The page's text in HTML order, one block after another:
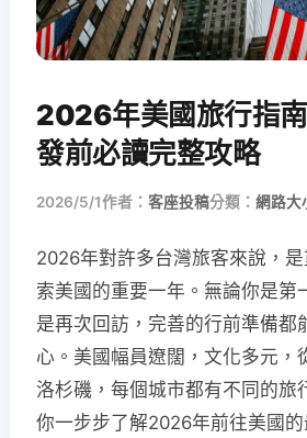
2026年美國旅行指
發前必讀完整攻略
2026/5/1作者： 客座投稿分類： 網路大
2026年對許多台灣旅客來說，
索美國的重要一年。無論你是第
是再次回訪，完善的行前準備都
心。美國幅員遼闊，文化多元，
洛杉磯，每個城市都有不同的旅
你一步步了解2026年前往美國